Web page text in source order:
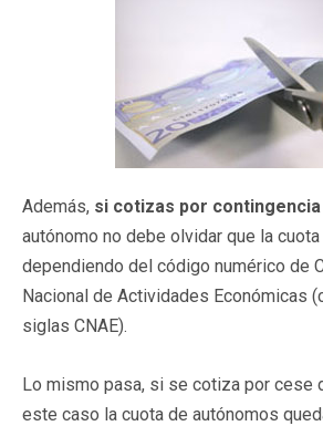
Además, si cotizas por
autónomo no debe olvidar que la cuota
dependiendo del código numérico de
Nacional de Actividades Económicas
siglas CNAE).
Lo mismo pasa, si se cotiza por cese
este caso la cuota de autónomos